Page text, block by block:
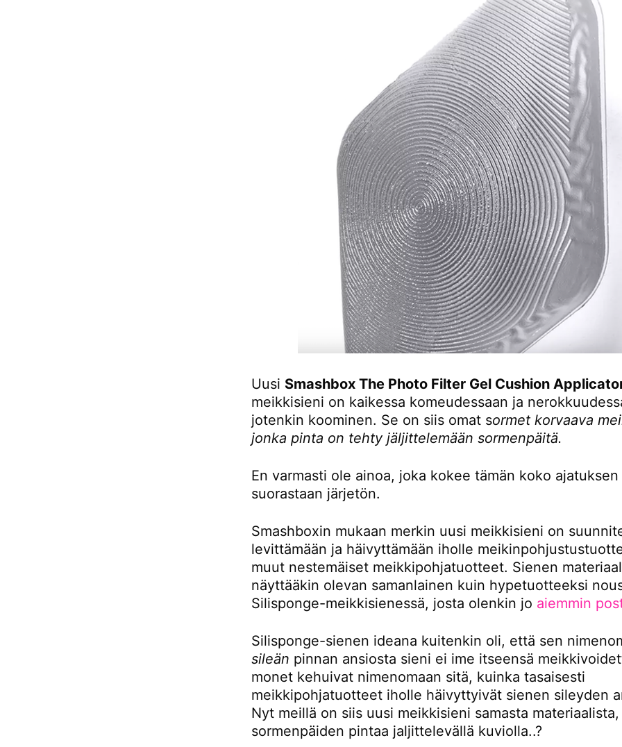
Uusi Smashbox The Photo Filter Gel Cushion
meikkisieni on kaikessa komeudessaan ja
jotenkin koominen. Se on siis omat sormet korvaava
jonka pinta on tehty jäljittelemään sormenpäitä.
En varmasti ole ainoa, joka kokee tämän koko
suorastaan järjetön.
Smashboxin mukaan merkin uusi meikkisieni on
levittämään ja häivyttämään iholle
muut nestemäiset meikkipohjatuotteet. Sienen
näyttääkin olevan samanlainen kuin hypetuotteeksi
Silisponge-meikkisienessä, josta olenkin jo aiemmin
Silisponge-sienen ideana kuitenkin oli, että sen
sileän pinnan ansiosta sieni ei ime itseensä
monet kehuivat nimenomaan sitä, kuinka tasaisesti
meikkipohjatuotteet iholle häivyttyivät sienen sileyden
Nyt meillä on siis uusi meikkisieni samasta
sormenpäiden pintaa jaljittelevällä kuviolla..?